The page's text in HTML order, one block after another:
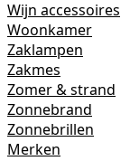
Wijn accessoires
Woonkamer
Zaklampen
Zakmes
Zomer & strand
Zonnebrand
Zonnebrillen
Merken